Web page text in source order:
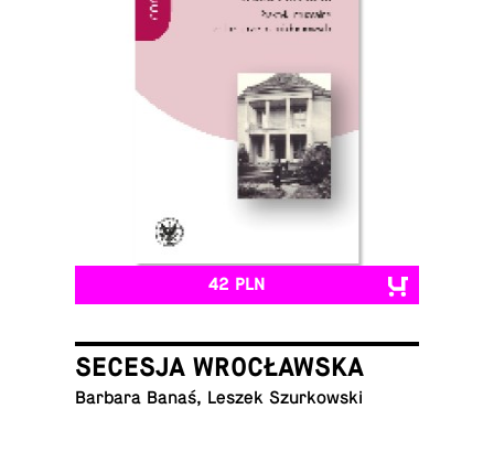
42 PLN
SECESJA WROCŁAWSKA
Barbara Banaś, Leszek Szurkowski